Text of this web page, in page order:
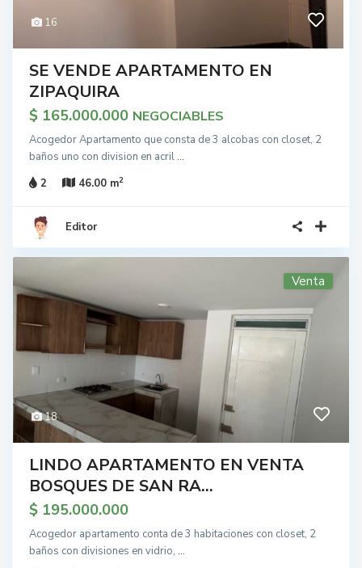
16
SE VENDE APARTAMENTO EN
ZIPAQUIRA
$ 165.000.000 NEGOCIABLES
Acogedor Apartamento que consta de 3 alcobas con closet, 2
baños uno con division en acril...
2
46.00 m2
Editor
18
Venta
LINDO APARTAMENTO EN VENTA
BOSQUES DE SAN RA...
$ 195.000.000
Acogedor apartamento conta de 3 habitaciones con closet, 2
baños con divisiones en vidrio, ...